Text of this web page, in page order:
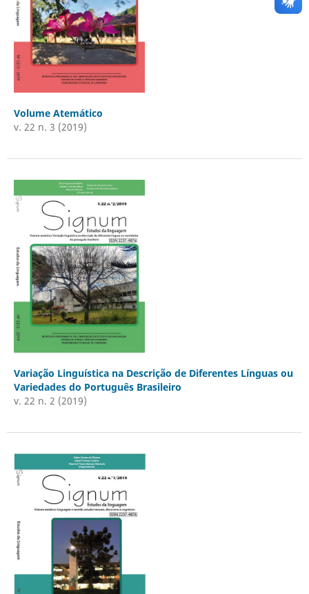
Volume Atemático
v. 22 n. 3 (2019)
Variação Linguística na Descrição de Diferentes Línguas ou
Variedades do Português Brasileiro
v. 22 n. 2 (2019)